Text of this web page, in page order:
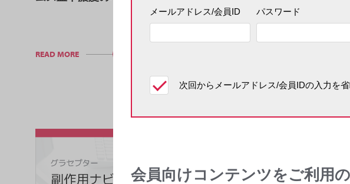
READ MORE
患 診断と
メールアドレス/会員ID パスワード
次回からメールアドレス/会員IDの入力を
会員向けコンテンツをご利用